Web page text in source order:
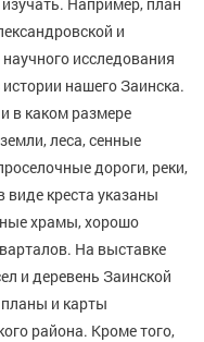
и
исследования
нашего Заинска.
в каком размере
леса, сенные
дороги, реки,
креста указаны
храмы, хорошо
На выставке
и деревень Заинской
планы и карты
района. Кроме того,